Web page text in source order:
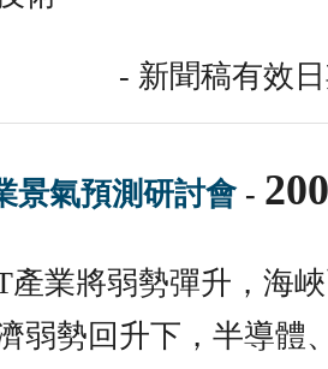
- 新聞稿有效
景氣預測研討會-
產業將弱勢彈升，海
弱勢回升下，半導體